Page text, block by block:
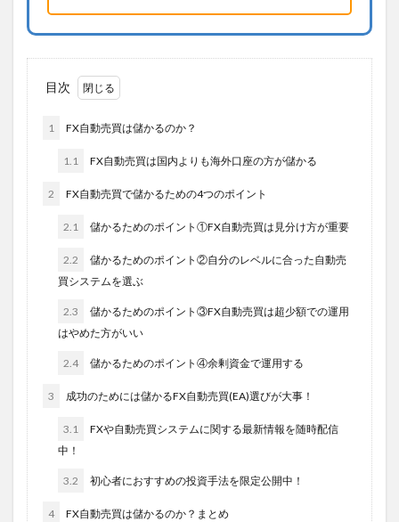
目次
1 FX自動売買は儲かるのか？
1.1 FX自動売買は国内よりも海外口座の方が儲かる
2 FX自動売買で儲かるための4つのポイント
2.1 儲かるためのポイント①FX自動売買は見分け方が重要
2.2
儲かるためのポイント②自分のレベルに合った自動売
買システムを選ぶ
2.3
儲かるためのポイント③FX自動売買は超少額での運用
はやめた方がいい
2.4 儲かるためのポイント④余剰資金で運用する
3 成功のためには儲かるFX自動売買(EA)選びが大事！
3.1
FXや自動売買システムに関する最新情報を随時配信
中！
3.2 初心者におすすめの投資手法を限定公開中！
4 FX自動売買は儲かるのか？まとめ